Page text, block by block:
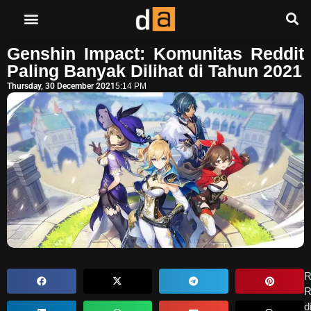
Genshin Impact: Komunitas Reddit
Paling Banyak Dilihat di Tahun 2021
Thursday, 30 December 20215:14 PM
di